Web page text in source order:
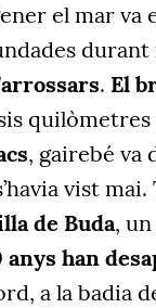
el mar
durant
. El
, gairebé va
vist
de Buda,
han
a la badia